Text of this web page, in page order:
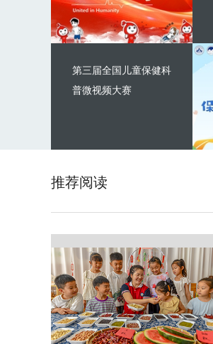
第三届全国儿童保健科
普微视频大赛
推荐阅读